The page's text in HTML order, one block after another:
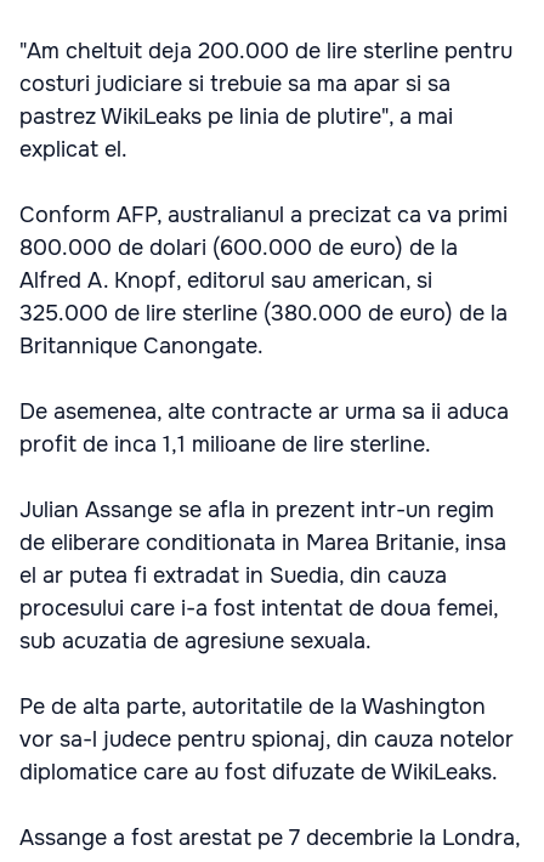
"Am cheltuit deja 200.000 de lire sterline pentru
costuri judiciare si trebuie sa ma apar si sa
pastrez WikiLeaks pe linia de plutire", a mai
explicat el.
Conform AFP, australianul a precizat ca va primi
800.000 de dolari (600.000 de euro) de la
Alfred A. Knopf, editorul sau american, si
325.000 de lire sterline (380.000 de euro) de la
Britannique Canongate.
De asemenea, alte contracte ar urma sa ii aduca
profit de inca 1,1 milioane de lire sterline.
Julian Assange se afla in prezent intr-un regim
de eliberare conditionata in Marea Britanie, insa
el ar putea fi extradat in Suedia, din cauza
procesului care i-a fost intentat de doua femei,
sub acuzatia de agresiune sexuala.
Pe de alta parte, autoritatile de la Washington
vor sa-l judece pentru spionaj, din cauza notelor
diplomatice care au fost difuzate de WikiLeaks.
Assange a fost arestat pe 7 decembrie la Londra,